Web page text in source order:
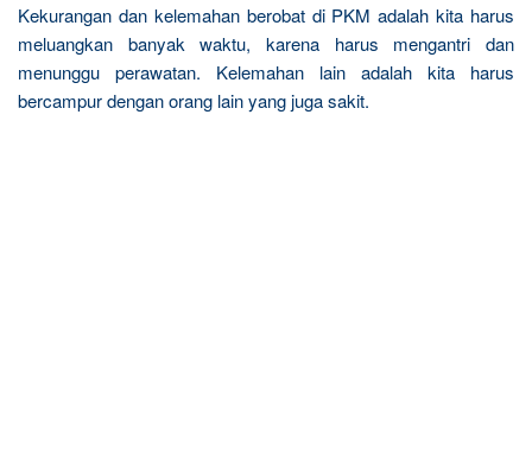
Kekurangan dan kelemahan berobat di PKM adalah kita harus
meluangkan banyak waktu, karena harus mengantri dan
menunggu perawatan. Kelemahan lain adalah kita harus
bercampur dengan orang lain yang juga sakit.